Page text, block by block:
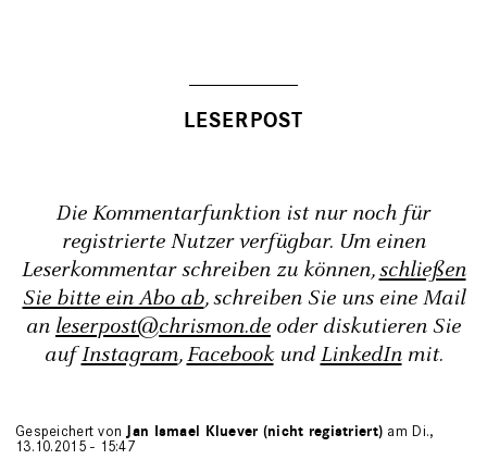
Die Kommentarfunktion ist nur noch für
registrierte Nutzer verfügbar. Um einen
Leserkommentar schreiben zu können,schließen
Sie bitte ein Abo ab, schreiben Sie uns eine Mail
an leserpost@chrismon.de oder diskutieren Sie
aufInstagram,FacebookundLinkedInmit.
Gespeichert von Jan Ismael Kluever (nicht registriert) am Di.,
13.10.2015 - 15:47